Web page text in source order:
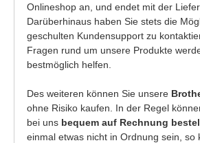
Onlineshop an, und endet mit der
Darüberhinaus haben Sie stets die
geschulten Kundensupport zu
Fragen rund um unsere Produkte
bestmöglich helfen.
Des weiteren können Sie unsere
ohne Risiko kaufen. In der Regel
bei uns bequem auf Rechnung
einmal etwas nicht in Ordnung sein, so